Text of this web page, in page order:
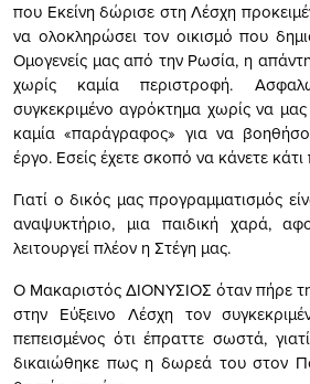
που Εκείνη δώρισε στη Λέσχη
να ολοκληρώσει τον οικισμό που
Ομογενείς μας από την Ρωσία, η
χωρίς καμία περιστροφή.
συγκεκριμένο αγρόκτημα χωρίς να μας
καμία «παράγραφος» για να
έργο. Εσείς έχετε σκοπό να κάνετε
Γιατί ο δικός μας προγραμματισμός
αναψυκτήριο, μια παιδική χαρά,
λειτουργεί πλέον η Στέγη μας.
Ο Μακαριστός ΔΙΟΝΥΣΙΟΣ όταν πήρε
στην Εύξεινο Λέσχη τον
πεπεισμένος ότι έπραττε σωστά,
δικαιώθηκε πως η δωρεά του στον